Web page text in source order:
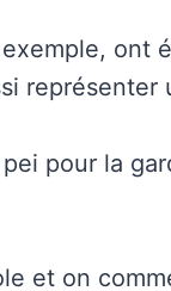
ont
représenter
pour la
et on